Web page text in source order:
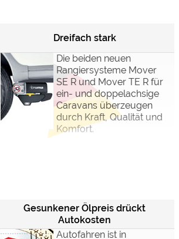
Dreifach stark
Die beiden neuen
Rangiersysteme Mover
SE R und Mover TE R für
ein- und doppelachsige
Caravans überzeugen
durch Kraft, Qualität und
Komfort.
Gesunkener Ölpreis drückt
Autokosten
Autofahren ist in